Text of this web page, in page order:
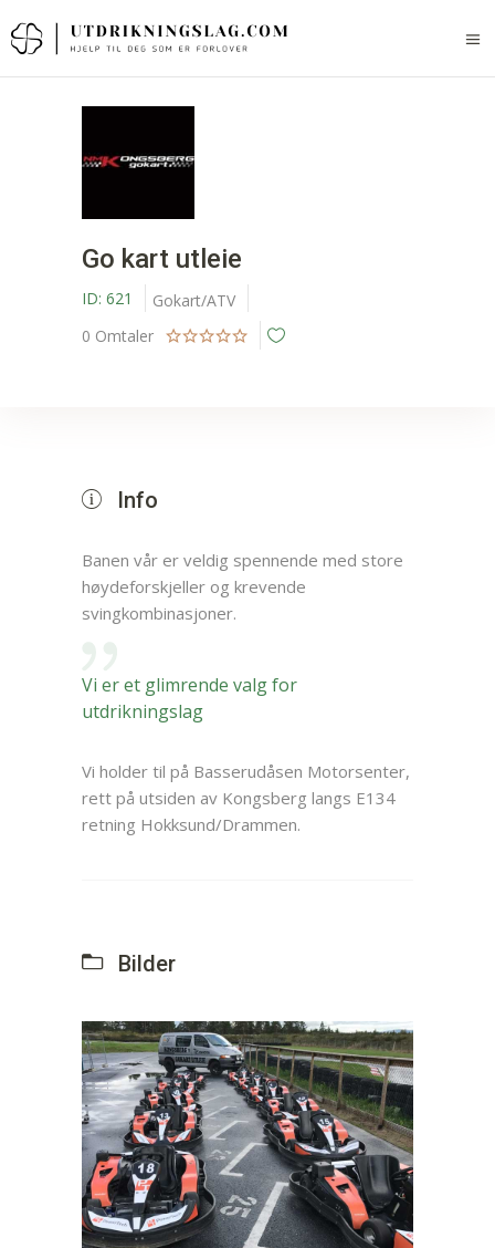
Go kart utleie
ID: 621
Gokart/ATV
0 Omtaler
Info
Banen vår er veldig spennende med store
høydeforskjeller og krevende
svingkombinasjoner.
Vi er et glimrende valg for
utdrikningslag
Vi holder til på Basserudåsen Motorsenter,
rett på utsiden av Kongsberg langs E134
retning Hokksund/Drammen.
Bilder